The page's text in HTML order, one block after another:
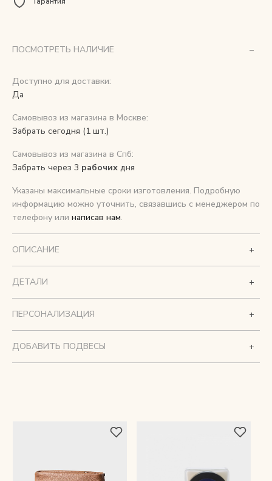
Условия
+ 7 (812) 748-24-46
ПОСМОТРЕТЬ НАЛИЧИЕ
Доступно для доставки:
Да
Самовывоз из магазина в Москве:
Забрать сегодня (1 шт.)
Самовывоз из магазина в Спб:
Забрать через 3 рабочих дня
Указаны максимальные сроки изготовления. Подробную
информацию можно уточнить, связавшись с менеджером по
телефону или написав нам.
ОПИСАНИЕ
ДЕТАЛИ
ПЕРСОНАЛИЗАЦИЯ
ДОБАВИТЬ ПОДВЕСЫ